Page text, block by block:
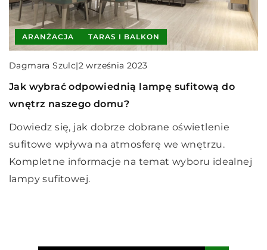
INNE
Dagmara Szulc|4 grudnia 2023
Jak wybrać idealne meble do Twojego salonu –
przewodnik i porady
Odkryj tajniki aranżacji mieszkań i dowiedz się, jak
wybierać meble do salonu, które idealnie wpasują
się w charakter Twojego wnętrza. Kluczowe
porady ekspertów i sprawdzone metodologię
ARANŻACJA TARAS I BALKON
Dagmara Szulc|2 września 2023
Jak wybrać odpowiednią lampę sufitową do
wnętrz naszego domu?
Dowiedz się, jak dobrze dobrane oświetlenie
sufitowe wpływa na atmosferę we wnętrzu.
Kompletne informacje na temat wyboru idealnej
lampy sufitowej.
ARANŻACJA TARAS I BALKON
Redaktor Blue Whale Press|12 września 2024
Jak skandynawskie plakaty mogą odmienić
Podkreśl swoją miłość do minimalistycznego
skandynawskie plakaty. Dowiedz się, jak te
proste, ale stylowe elementy mogą totalnie
odmienić Twoje wnętrza.